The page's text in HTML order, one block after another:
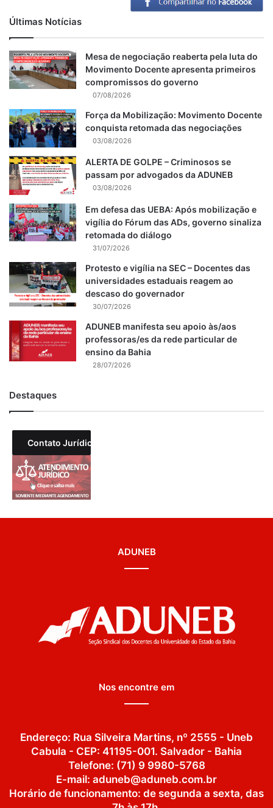
Últimas Notícias
Mesa de negociação reaberta pela luta do
Movimento Docente apresenta primeiros
compromissos do governo
07/08/2026
Força da Mobilização: Movimento Docente
conquista retomada das negociações
03/08/2026
ALERTA DE GOLPE – Criminosos se
passam por advogados da ADUNEB
03/08/2026
Em defesa das UEBA: Após mobilização e
vigília do Fórum das ADs, governo sinaliza
retomada do diálogo
31/07/2026
Protesto e vigília na SEC – Docentes das
universidades estaduais reagem ao
descaso do governador
30/07/2026
ADUNEB manifesta seu apoio às/aos
professoras/es da rede particular de
ensino da Bahia
28/07/2026
Destaques
Contato Jurídico
ADUNEB
Nos encontre em
Endereço: Rua Silveira Martins, nº 2555 - Uneb
Cabula - CEP: 41195-001. Salvador - Bahia
Telefone: (71) 9 9980-5768
E-mail: aduneb@aduneb.com.br
Horário de funcionamento: de segunda a sexta, das